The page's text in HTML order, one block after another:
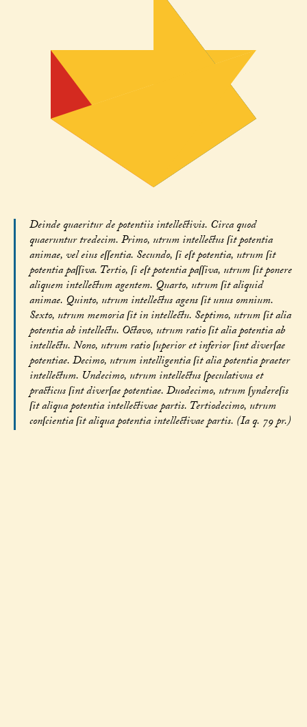
Deinde quaeritur de potentiis intellectivis. Circa quod
quaeruntur tredecim. Primo, utrum intellectus ſit potentia
animae, vel eius eſſentia. Secundo, ſi eſt potentia, utrum ſit
potentia paſſiva. Tertio, ſi eſt potentia paſſiva, utrum ſit ponere
aliquem intellectum agentem. Quarto, utrum ſit aliquid
animae. Quinto, utrum intellectus agens ſit unus omnium.
Sexto, utrum memoria ſit in intellectu. Septimo, utrum ſit alia
potentia ab intellectu. Octavo, utrum ratio ſit alia potentia ab
intellectu. Nono, utrum ratio ſuperior et inferior ſint diverſae
potentiae. Decimo, utrum intelligentia ſit alia potentia praeter
intellectum. Undecimo, utrum intellectus ſpeculativus et
practicus ſint diverſae potentiae. Duodecimo, utrum ſyndereſis
ſit aliqua potentia intellectivae partis. Tertiodecimo, utrum
conſcientia ſit aliqua potentia intellectivae partis. (Ia q. 79 pr.)